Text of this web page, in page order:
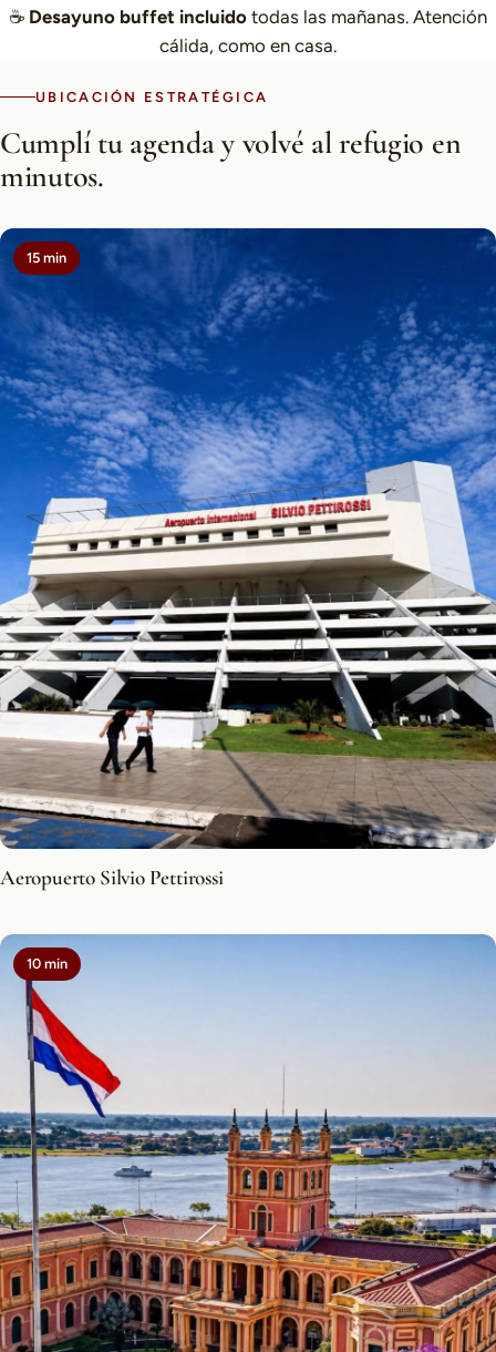
☕ Desayuno buffet incluido todas las mañanas. Atención
cálida, como en casa.
UBICACIÓN ESTRATÉGICA
Cumplí tu agenda y volvé al refugio en
minutos.
15 min
Aeropuerto Silvio Pettirossi
10 min